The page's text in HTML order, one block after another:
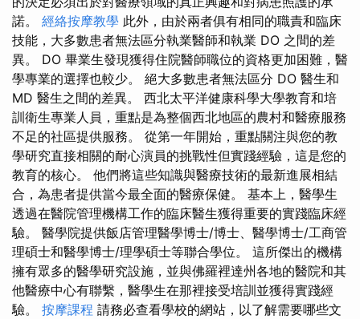
諾。 經絡按摩教學 此外，由於兩者俱有相同的職責和臨床
技能，大多數患者無法區分執業醫師和執業 DO 之間的差
異。 DO 畢業生發現獲得住院醫師職位的資格更加困難，醫
學專業的選擇也較少。 絕大多數患者無法區分 DO 醫生和
MD 醫生之間的差異。 西北太平洋健康科學大學教育和培
訓衛生專業人員，重點是為整個西北地區的農村和醫療服務
不足的社區提供服務。 從第一年開始，重點關注與您的教
學研究直接相關的耐心演員的挑戰性但實踐經驗，這是您的
教育的核心。 他們將這些知識與醫療技術的最新進展相結
合，為患者提供當今最全面的醫療保健。 基本上，醫學生
透過在醫院管理機構工作的臨床醫生獲得重要的實踐臨床經
驗。 醫學院提供飯店管理醫學博士/博士、醫學博士/工商管
理碩士和醫學博士/理學碩士等聯合學位。 這所傑出的機構
擁有眾多的醫學研究設施，並與佛羅裡達州各地的醫院和其
他醫療中心有聯繫，醫學生在那裡接受培訓並獲得實踐經
驗。 按摩課程 請務必查看學校的網站，以了解需要哪些文